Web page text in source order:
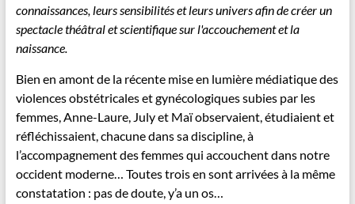
connaissances, leurs sensibilités et leurs univers afin de créer un
spectacle théâtral et scientifique sur l'accouchement et la
naissance.
Bien en amont de la récente mise en lumière médiatique des
violences obstétricales et gynécologiques subies par les
femmes, Anne-Laure, July et Maï observaient, étudiaient et
réfléchissaient, chacune dans sa discipline, à
l’accompagnement des femmes qui accouchent dans notre
occident moderne… Toutes trois en sont arrivées à la même
constatation : pas de doute, y’a un os…